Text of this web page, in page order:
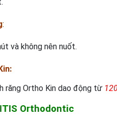
:
và không nên nuốt.
răng Ortho Kin dao động từ
Orthodontic